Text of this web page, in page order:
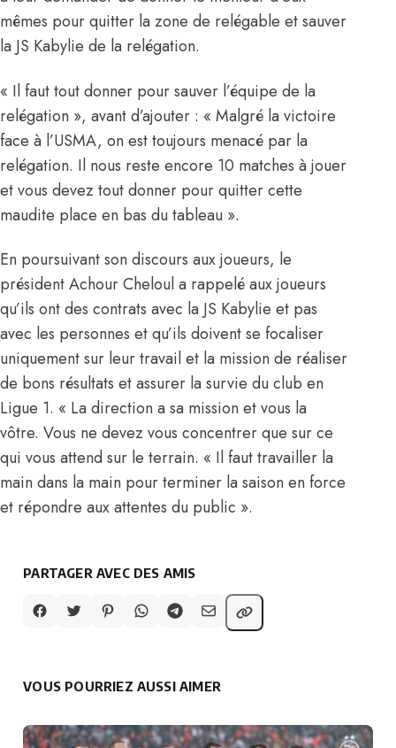
mêmes pour quitter la zone de relégable et sauver
la JS Kabylie de la relégation.
« Il faut tout donner pour sauver l’équipe de la
relégation », avant d’ajouter : « Malgré la victoire
face à l’USMA, on est toujours menacé par la
relégation. Il nous reste encore 10 matches à jouer
et vous devez tout donner pour quitter cette
maudite place en bas du tableau ».
En poursuivant son discours aux joueurs, le
président Achour Cheloul a rappelé aux joueurs
qu’ils ont des contrats avec la JS Kabylie et pas
avec les personnes et qu’ils doivent se focaliser
uniquement sur leur travail et la mission de réaliser
de bons résultats et assurer la survie du club en
Ligue 1. « La direction a sa mission et vous la
vôtre. Vous ne devez vous concentrer que sur ce
qui vous attend sur le terrain. « Il faut travailler la
main dans la main pour terminer la saison en force
et répondre aux attentes du public ».
PARTAGER AVEC DES AMIS
VOUS POURRIEZ AUSSI AIMER